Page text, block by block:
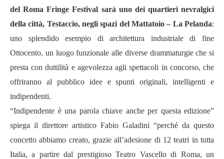
del Roma Fringe Festival sarà uno dei quartieri nevralgici
della città, Testaccio, negli spazi del Mattatoio – La Pelanda:
uno splendido esempio di architettura industriale di fine
Ottocento, un luogo funzionale alle diverse drammaturgie che si
presta con duttilità e agevolezza agli spettacoli in concorso, che
offriranno al pubblico idee e spunti originali, intelligenti e
indipendenti.
“Indipendente è una parola chiave anche per questa edizione”
spiega il direttore artistico Fabio Galadini “perché da questo
concetto abbiamo creato, grazie all’adesione di 12 teatri in tutta
Italia, a partire dal prestigioso Teatro Vascello di Roma, un